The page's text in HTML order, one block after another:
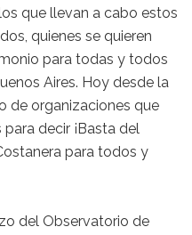
que llevan a cabo estos
quienes se quieren
para todas y todos
Aires. Hoy desde la
de organizaciones que
decir ¡Basta del
para todos y
del Observatorio de